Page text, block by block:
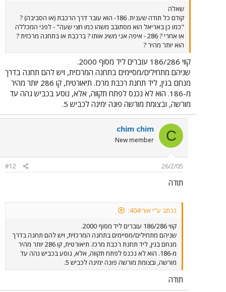
שאלה
קודם כל תודה שענית. 186- הוא עובר דרך הרכבת (או הסביבה) ?
"כמו כן באריאל הוא מסתובב משהו כמו חצי שעה" - לפני המכללה
או אחרי ? 286 - איפה אני משיג אותו ? ברכבת או בתחנה מרכזית ?
הוא יותר מהיר ?
קווי 186/286 עוברים ליד מסוף 2000.
שניהם מתחילים/מסיימים בתחנה המרכזית, ויש להם תחנה בדרך
מנחם בגין, ליד תחנת רכבת מרכז. תיאורטית, קו 286 יותר מהיר
מ-186. הוא לא נכנס לפתח תקווה, אלא, נוסע בכביש גהה עד
מורשה, ובצומת מורשה פונה ימינה לכביש 5.
C
chim chim
New member
26/2/05
#12
תודה
נכתב ע"י אורי404:
קווי 186/286 עוברים ליד מסוף 2000.
שניהם מתחילים/מסיימים בתחנה המרכזית, ויש להם תחנה בדרך
מנחם בגין, ליד תחנת רכבת מרכז. תיאורטית, קו 286 יותר מהיר
מ-186. הוא לא נכנס לפתח תקווה, אלא, נוסע בכביש גהה עד
מורשה, ובצומת מורשה פונה ימינה לכביש 5.
תודה